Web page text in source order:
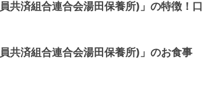
共済組合連合会湯田保養所)」の特徴！口
共済組合連合会湯田保養所)」のお食事